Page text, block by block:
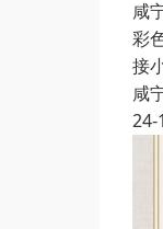
咸
彩
接
咸
24-